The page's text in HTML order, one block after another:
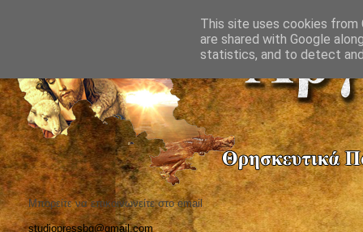
Μπορείτε να επικοινωνείτε στο email
studiopressbg@gmail.com
This site uses cookies from
are shared with Google
statistics, and to detect